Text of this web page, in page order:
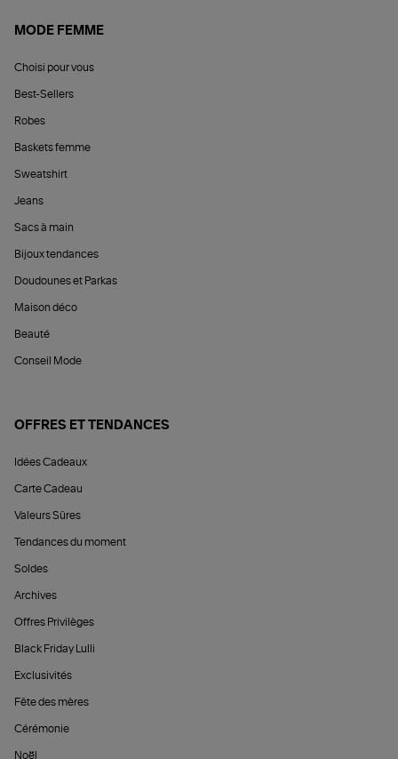
MODE FEMME
Choisi pour vous
Best-Sellers
Robes
Baskets femme
Sweatshirt
Jeans
Sacs à main
Bijoux tendances
Doudounes et Parkas
Maison déco
Beauté
Conseil Mode
OFFRES ET TENDANCES
Idées Cadeaux
Carte Cadeau
Valeurs Sûres
Tendances du moment
Soldes
Archives
Offres Privilèges
Black Friday Lulli
Exclusivités
Fête des mères
Cérémonie
Noël